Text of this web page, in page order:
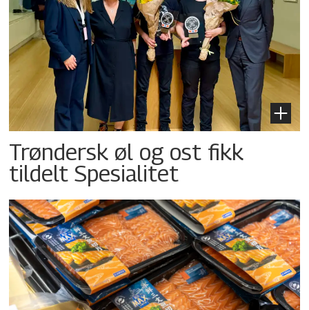
Trøndersk øl og ost fikk
tildelt Spesialitet